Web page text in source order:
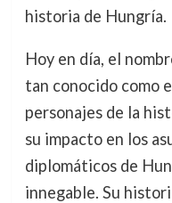
historia de Hungría.
Hoy en día, el
tan conocido como
personajes de la
su impacto en los
diplomáticos de
innegable. Su